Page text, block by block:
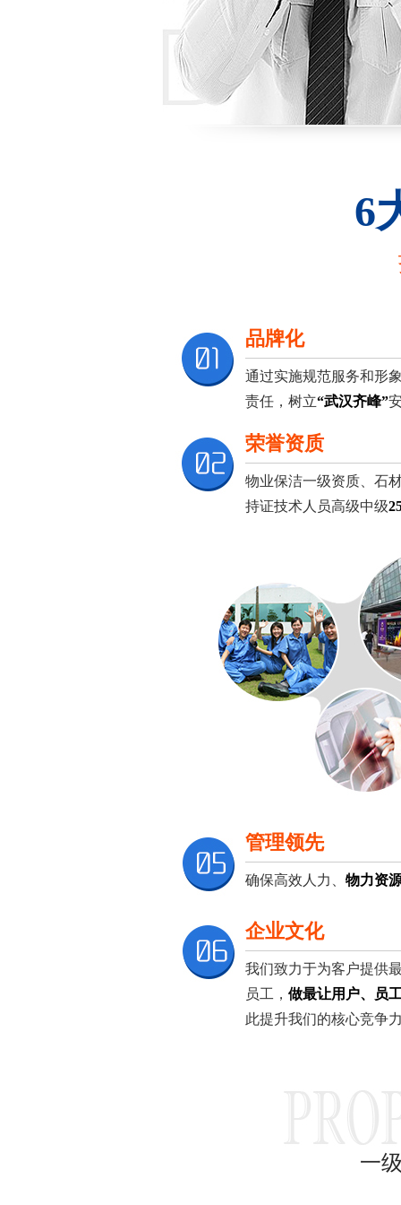
6
品牌化
通过实施规范服务和形
责任，树立“武汉齐峰”
荣誉资质
物业保洁一级资质、石
持证技术人员高级中级
管理领先
确保高效人力、 物力资
企业文化
我们致力于为客户提供
员工， 做最让用户、员
此提升我们的核心竞争
一